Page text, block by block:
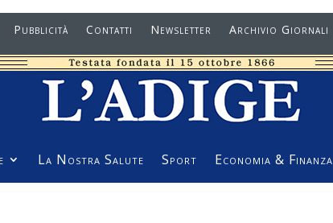
Pubblicità Contatti Newsletter Archivio Giornali
La Nostra Salute Sport Economia & Finanza